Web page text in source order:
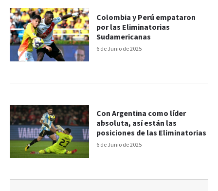
6 de Junio de 2025
Colombia y Perú empataron
por las Eliminatorias
Sudamericanas
6 de Junio de 2025
Con Argentina como líder
absoluta, así están las
posiciones de las Eliminatorias